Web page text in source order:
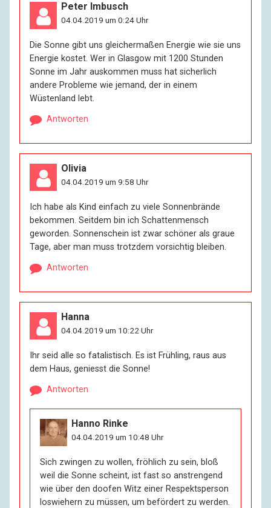
Peter Imbusch
04.04.2019 um 0:24 Uhr
Die Sonne gibt uns gleichermaßen Energie wie sie uns
Energie kostet. Wer in Glasgow mit 1200 Stunden
Sonne im Jahr auskommen muss hat sicherlich
andere Probleme wie jemand, der in einem
Wüstenland lebt.
Antworten
Olivia
04.04.2019 um 9:58 Uhr
Ich habe als Kind einfach zu viele Sonnenbrände
bekommen. Seitdem bin ich Schattenmensch
geworden. Sonnenschein ist zwar schöner als graue
Tage, aber man muss trotzdem vorsichtig bleiben.
Antworten
Hanna
04.04.2019 um 10:22 Uhr
Ihr seid alle so fatalistisch. Es ist Frühling, raus aus
dem Haus, geniesst die Sonne!
Antworten
Hanno Rinke
04.04.2019 um 10:48 Uhr
Sich zwingen zu wollen, fröhlich zu sein, bloß
weil die Sonne scheint, ist fast so anstrengend
wie über den doofen Witz einer Respektsperson
loswiehern zu müssen, um befördert zu werden.